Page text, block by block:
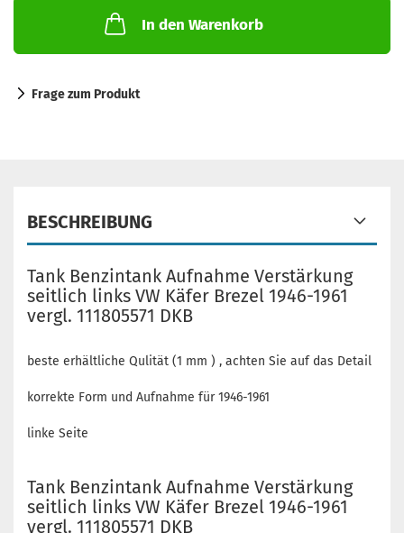
In den Warenkorb
Frage zum Produkt
BESCHREIBUNG
Tank Benzintank Aufnahme Verstärkung
seitlich links VW Käfer Brezel 1946-1961
vergl. 111805571 DKB
beste erhältliche Qulität (1 mm ) , achten Sie auf das Detail
korrekte Form und Aufnahme für 1946-1961
linke Seite
Tank Benzintank Aufnahme Verstärkung
seitlich links VW Käfer Brezel 1946-1961
vergl. 111805571 DKB